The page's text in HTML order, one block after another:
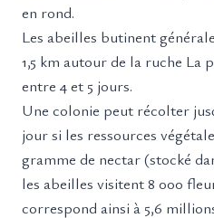
en rond.
Les abeilles butinent
1,5 km autour de la ruche La
entre 4 et 5 jours.
Une colonie peut récolter
jour si les ressources
gramme de nectar (stocké
les abeilles visitent 8 000
correspond ainsi à 5,6